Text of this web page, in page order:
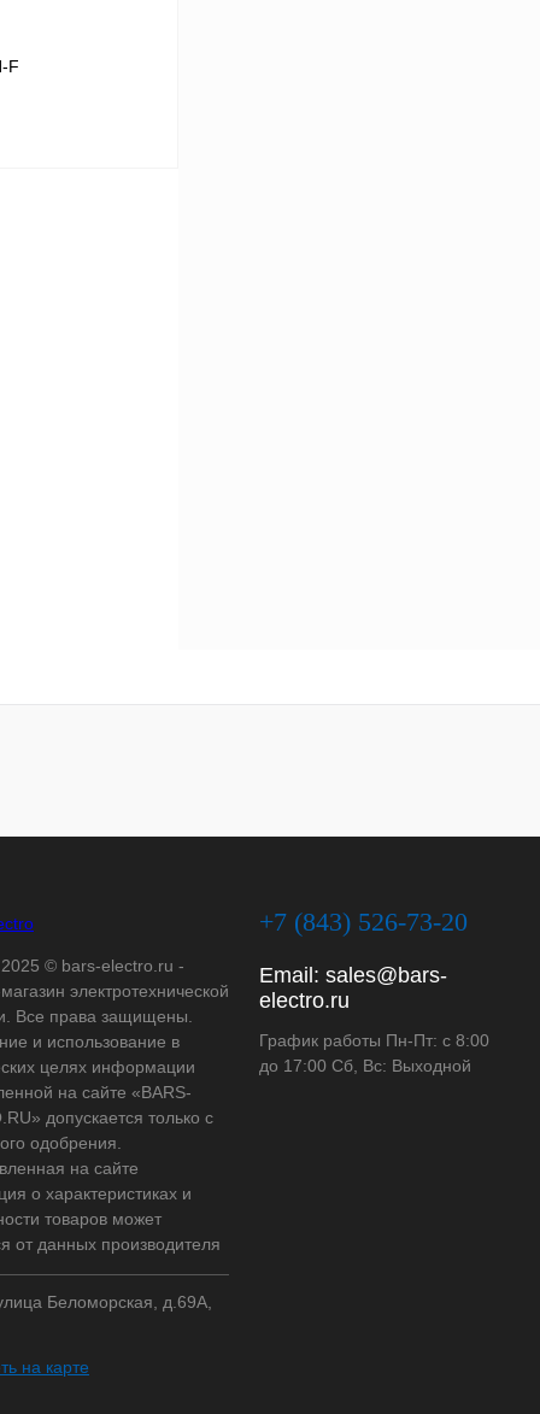
F
© bars-electro.ru -
электротехнической
Все права защищены.
и использование в
целях информации
на сайте «BARS-
допускается только с
одобрения.
на сайте
о характеристиках и
товаров может
от данных производителя
Беломорская, д.69А,
на карте
+7 (843) 526-73-20
Email: sales@bars-
electro.ru
График работы Пн-Пт: с 8:00
до 17:00 Сб, Вс: Выходной